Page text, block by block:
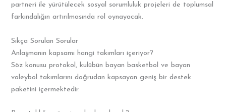
partneri ile yürütülecek sosyal sorumluluk projeleri de toplumsal
farkındalığın artırılmasında rol oynayacak.
Sıkça Sorulan Sorular
Anlaşmanın kapsamı hangi takımları içeriyor?
Söz konusu protokol, kulübün bayan basketbol ve bayan
voleybol takımlarını doğrudan kapsayan geniş bir destek
paketini içermektedir.